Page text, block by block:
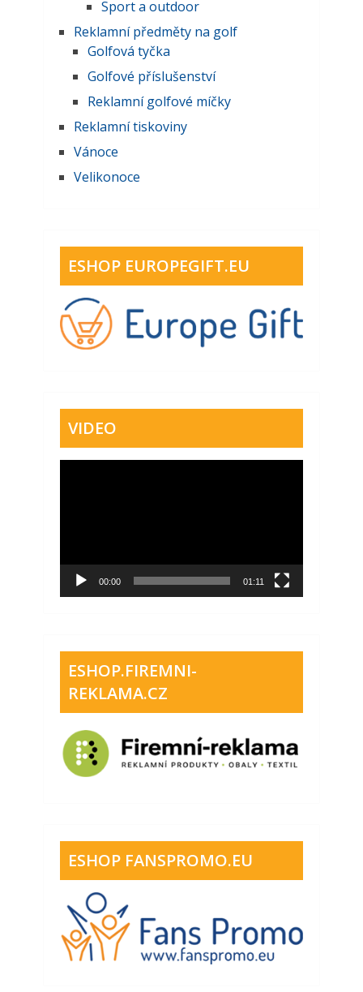
Sport a outdoor
Reklamní předměty na golf
Golfová tyčka
Golfové příslušenství
Reklamní golfové míčky
Reklamní tiskoviny
Vánoce
Velikonoce
ESHOP EUROPEGIFT.EU
VIDEO
00:00 01:11
ESHOP.FIREMNI-
REKLAMA.CZ
ESHOP FANSPROMO.EU